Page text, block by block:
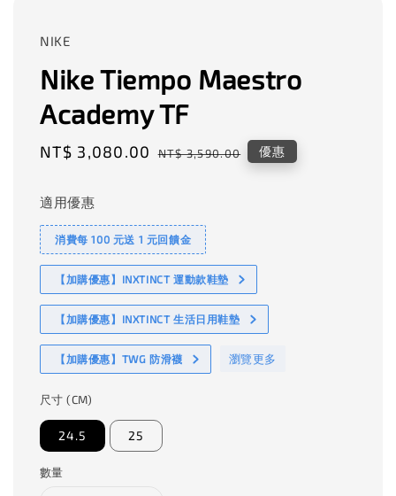
NIKE
Nike Tiempo Maestro
Academy TF
Sale
NT$ 3,080.00 Regular
NT$ 3,590.00 優惠
適用優惠
消費每 100 元送 1 元回饋金
【加購優惠】INXTINCT 運動款鞋墊
【加購優惠】INXTINCT 生活日用鞋墊
【加購優惠】TWG 防滑襪 瀏覽更多
尺寸 (CM)
24.5 25
數量